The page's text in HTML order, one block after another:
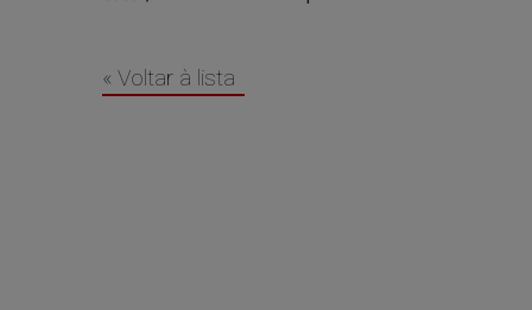
« Voltar à lista